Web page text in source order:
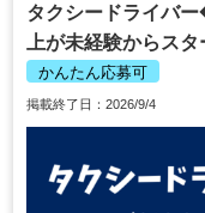
タクシードライバ
上が未経験からス
かんたん応募可
掲載終了日：2026/9/4